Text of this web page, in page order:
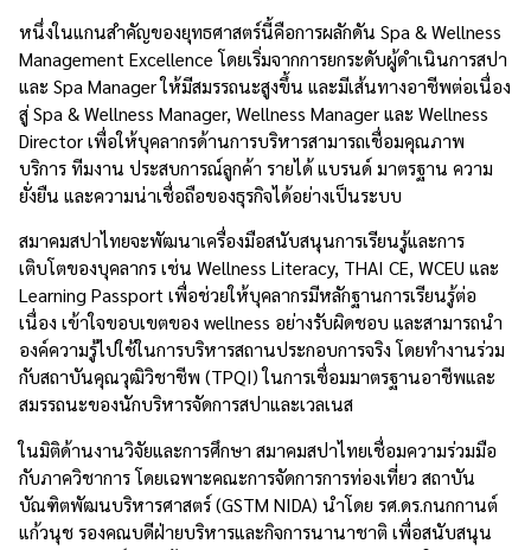
หนึ่งในแกนสำคัญของยุทธศาสตร์นี้คือการผลักดัน Spa & Wellness
Management Excellence โดยเริ่มจากการยกระดับผู้ดำเนินการสปา
และ Spa Manager ให้มีสมรรถนะสูงขึ้น และมีเส้นทางอาชีพต่อเนื่อง
สู่ Spa & Wellness Manager, Wellness Manager และ Wellness
Director เพื่อให้บุคลากรด้านการบริหารสามารถเชื่อมคุณภาพ
บริการ ทีมงาน ประสบการณ์ลูกค้า รายได้ แบรนด์ มาตรฐาน ความ
ยั่งยืน และความน่าเชื่อถือของธุรกิจได้อย่างเป็นระบบ
สมาคมสปาไทยจะพัฒนาเครื่องมือสนับสนุนการเรียนรู้และการ
เติบโตของบุคลากร เช่น Wellness Literacy, THAI CE, WCEU และ
Learning Passport เพื่อช่วยให้บุคลากรมีหลักฐานการเรียนรู้ต่อ
เนื่อง เข้าใจขอบเขตของ wellness อย่างรับผิดชอบ และสามารถนำ
องค์ความรู้ไปใช้ในการบริหารสถานประกอบการจริง โดยทำงานร่วม
กับสถาบันคุณวุฒิวิชาชีพ (TPQI) ในการเชื่อมมาตรฐานอาชีพและ
สมรรถนะของนักบริหารจัดการสปาและเวลเนส
ในมิติด้านงานวิจัยและการศึกษา สมาคมสปาไทยเชื่อมความร่วมมือ
กับภาควิชาการ โดยเฉพาะคณะการจัดการการท่องเที่ยว สถาบัน
บัณฑิตพัฒนบริหารศาสตร์ (GSTM NIDA) นำโดย รศ.ดร.กนกกานต์
แก้วนุช รองคณบดีฝ่ายบริหารและกิจการนานาชาติ เพื่อสนับสนุน